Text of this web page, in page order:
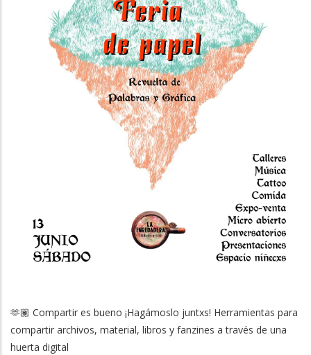
🫶🏽 Compartir es bueno ¡Hagámoslo juntxs! Herramientas para
compartir archivos, material, libros y fanzines a través de una
huerta digital